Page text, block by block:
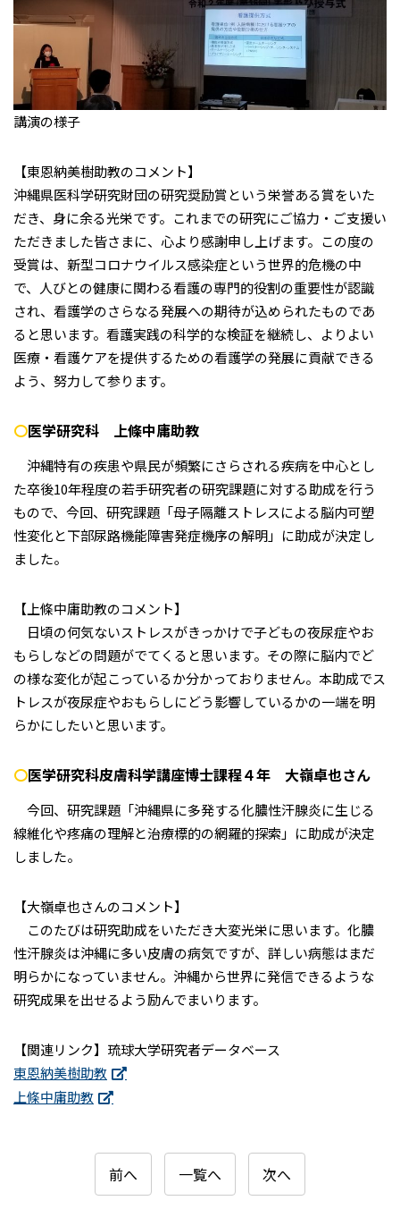
講演の様子
【東恩納美樹助教のコメント】
沖縄県医科学研究財団の研究奨励賞という栄誉ある賞をいた
だき、身に余る光栄です。これまでの研究にご協力・ご支援い
ただきました皆さまに、心より感謝申し上げます。この度の
受賞は、新型コロナウイルス感染症という世界的危機の中
で、人びとの健康に関わる看護の専門的役割の重要性が認識
され、看護学のさらなる発展への期待が込められたものであ
ると思います。看護実践の科学的な検証を継続し、よりよい
医療・看護ケアを提供するための看護学の発展に貢献できる
よう、努力して参ります。
〇医学研究科 上條中庸助教
沖縄特有の疾患や県民が頻繁にさらされる疾病を中心とし
た卒後10年程度の若手研究者の研究課題に対する助成を行う
もので、今回、研究課題「母子隔離ストレスによる脳内可塑
性変化と下部尿路機能障害発症機序の解明」に助成が決定し
ました。
【上條中庸助教のコメント】
日頃の何気ないストレスがきっかけで子どもの夜尿症やお
もらしなどの問題がでてくると思います。その際に脳内でど
の様な変化が起こっているか分かっておりません。本助成でス
トレスが夜尿症やおもらしにどう影響しているかの一端を明
らかにしたいと思います。
〇医学研究科皮膚科学講座博士課程４年 大嶺卓也さん
今回、研究課題「沖縄県に多発する化膿性汗腺炎に生じる
線維化や疼痛の理解と治療標的の網羅的探索」に助成が決定
しました。
【大嶺卓也さんのコメント】
このたびは研究助成をいただき大変光栄に思います。化膿
性汗腺炎は沖縄に多い皮膚の病気ですが、詳しい病態はまだ
明らかになっていません。沖縄から世界に発信できるような
研究成果を出せるよう励んでまいります。
【関連リンク】琉球大学研究者データベース
東恩納美樹助教
上條中庸助教
前へ 一覧へ 次へ